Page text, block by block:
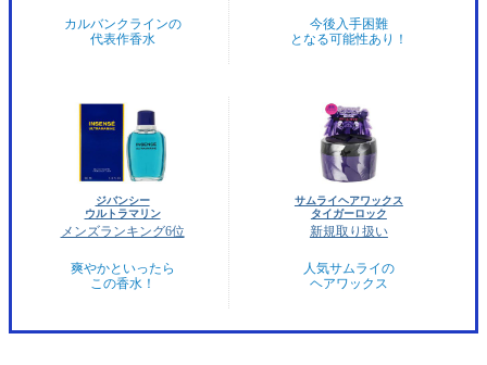
カルバンクラインの
代表作香水
今後入手困難
となる可能性あり！
ジバンシー
ウルトラマリン
メンズランキング6位
爽やかといったら
この香水！
サムライヘアワックス
タイガーロック
新規取り扱い
人気サムライの
ヘアワックス